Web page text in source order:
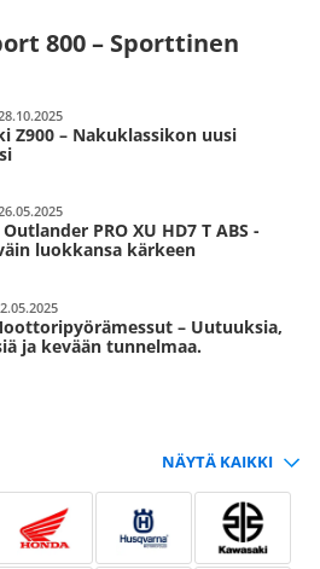
800 – Sporttinen
Z900 – Nakuklassikon uusi
PRO XU HD7 T ABS -
luokkansa kärkeen
– Uutuuksia,
ja kevään tunnelmaa.